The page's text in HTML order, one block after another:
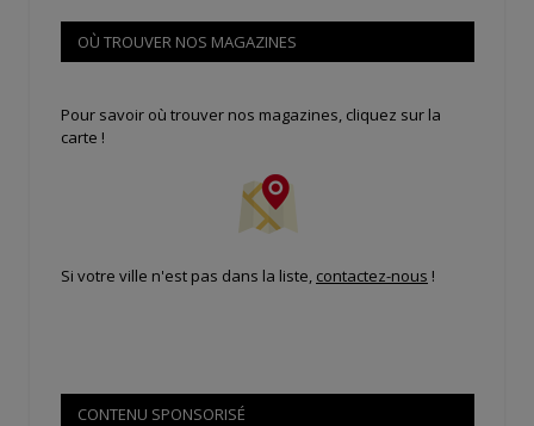
OÙ TROUVER NOS MAGAZINES
Pour savoir où trouver nos magazines, cliquez sur la
carte !
Si votre ville n'est pas dans la liste, contactez-nous !
CONTENU SPONSORISÉ